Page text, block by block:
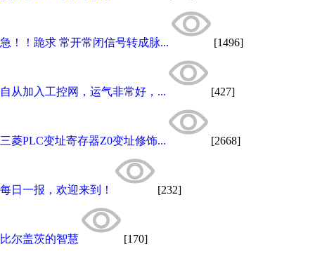
急！！跪求 常开常闭信号转成脉... [1496]
自从加入工控网，运气非常好，... [427]
三菱PLC变址寄存器Z0变址修饰... [2668]
每日一报，欢迎来到！ [232]
比尔盖茨的智慧 [170]